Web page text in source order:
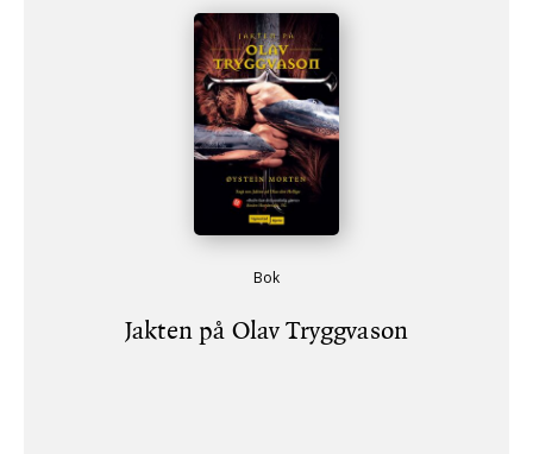
Bok
Jakten på Olav Tryggvason